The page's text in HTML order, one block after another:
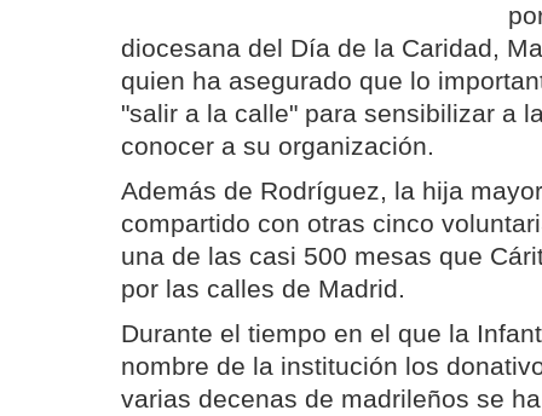
diocesana del Día de la Caridad,
quien ha asegurado que lo
"salir a la calle" para sensibilizar a
conocer a su organización.
Además de Rodríguez, la hija
compartido con otras cinco
una de las casi 500 mesas que
por las calles de Madrid.
Durante el tiempo en el que la
nombre de la institución los
varias decenas de madrileños se